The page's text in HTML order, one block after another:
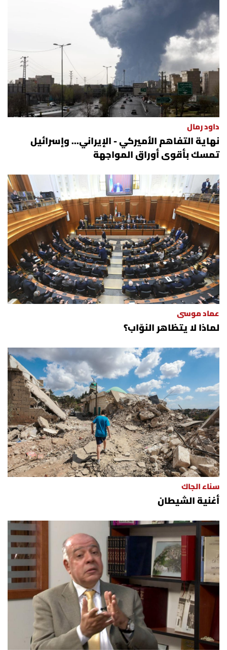
داود رمال
نهاية التفاهم الأميركي - الإيراني... وإسرائيل
تمسك بأقوى أوراق المواجهة
عماد موسى
لماذا لا يتظاهر النوّاب؟
سناء الجاك
أغنية الشيطان